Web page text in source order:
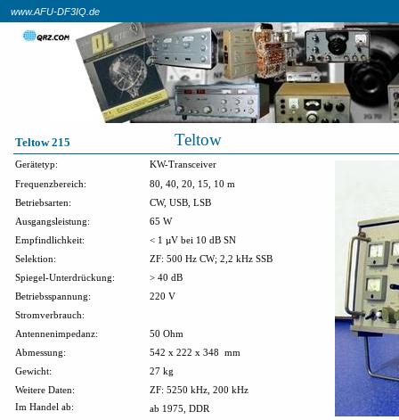
Teltow 215 Teltow
www.AFU-DF3IQ.de
Gerätetyp:
KW-Transceiver
Frequenzbereich:
80, 40, 20, 15, 10 m
Betriebsarten:
CW, USB, LSB
Ausgangsleistung:
65 W
Empfindlichkeit:
< 1 µV bei 10 dB SN
Selektion:
ZF: 500 Hz CW; 2,2 kHz SSB
Spiegel-Unterdrückung:
> 40 dB
Betriebsspannung:
220 V
Stromverbrauch:
Antennenimpedanz:
50 Ohm
Abmessung:
542 x 222 x 348
mm
Gewicht:
27 kg
Weitere Daten:
ZF: 5250 kHz, 200 kHz
Im Handel ab:
ab 1975, DDR